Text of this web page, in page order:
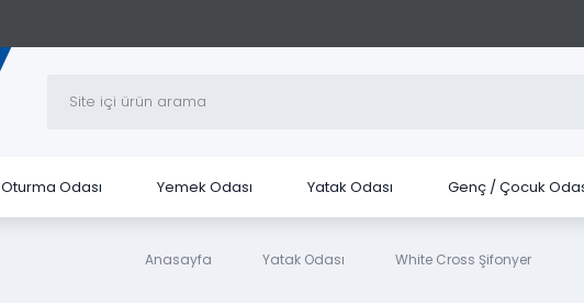
Oturma Odası Yemek Odası Yatak Odası Genç / Çocuk
Anasayfa Yatak Odası White Cross Şifonyer